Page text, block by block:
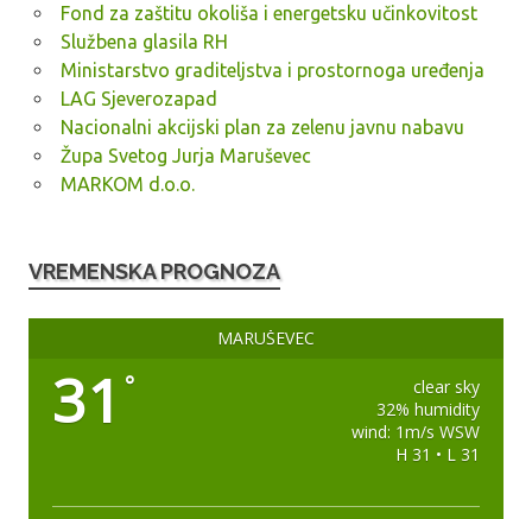
Fond za zaštitu okoliša i energetsku učinkovitost
Službena glasila RH
Ministarstvo graditeljstva i prostornoga uređenja
LAG Sjeverozapad
Nacionalni akcijski plan za zelenu javnu nabavu
Župa Svetog Jurja Maruševec
MARKOM d.o.o.
VREMENSKA PROGNOZA
MARUŠEVEC
31 °
clear sky
32% humidity
wind: 1m/s WSW
H 31 • L 31